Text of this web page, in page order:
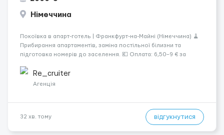
Німеччина
Покоївка в апарт-готель | Франкфурт-на-Майні (Німеччина) 🧹
Прибирання апартаментів, заміна постільної білизни та
підготовка номерів до заселення. 💶 Оплата: 6,50–9 € за
близько 2000 € на місяць (після вирахув...
Re_cruiter
Агенція
32 хв. тому відгукнутися